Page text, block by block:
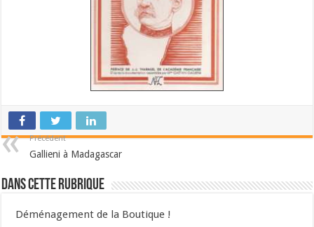
Précédent
Gallieni à Madagascar
Dans cette Rubrique
Déménagement de la Boutique !